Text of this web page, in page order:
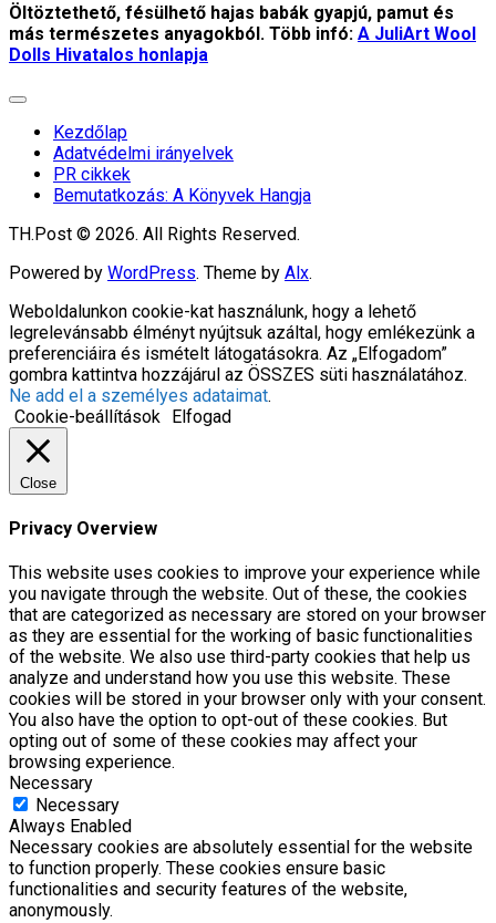
Öltöztethető, fésülhető hajas babák gyapjú, pamut és
más természetes anyagokból. Több infó: A JuliArt Wool
Dolls Hivatalos honlapja
Expand
Kezdőlap
Adatvédelmi irányelvek
PR cikkek
Bemutatkozás: A Könyvek Hangja
TH.Post © 2026. All Rights Reserved.
Powered by WordPress. Theme by Alx.
Weboldalunkon cookie-kat használunk, hogy a lehető
legrelevánsabb élményt nyújtsuk azáltal, hogy emlékezünk a
preferenciáira és ismételt látogatásokra. Az „Elfogadom”
gombra kattintva hozzájárul az ÖSSZES süti használatához.
Ne add el a személyes adataimat.
Cookie-beállítások
Elfogad
Close
Privacy Overview
This website uses cookies to improve your experience while
you navigate through the website. Out of these, the cookies
that are categorized as necessary are stored on your browser
as they are essential for the working of basic functionalities
of the website. We also use third-party cookies that help us
analyze and understand how you use this website. These
cookies will be stored in your browser only with your consent.
You also have the option to opt-out of these cookies. But
opting out of some of these cookies may affect your
browsing experience.
Necessary
Necessary
Always Enabled
Necessary cookies are absolutely essential for the website
to function properly. These cookies ensure basic
functionalities and security features of the website,
anonymously.